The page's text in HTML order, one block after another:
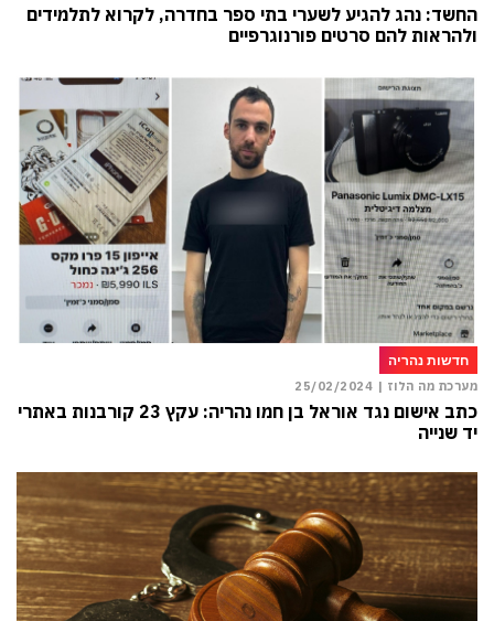
החשד: נהג להגיע לשערי בתי ספר בחדרה, לקרוא לתלמידים
ולהראות להם סרטים פורנוגרפיים
חדשות נהריה
מערכת מה הלוז | 25/02/2024
כתב אישום נגד אוראל בן חמו נהריה: עקץ 23 קורבנות באתרי
יד שנייה